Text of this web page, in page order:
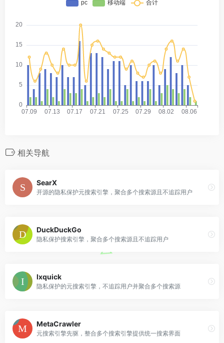
相关导航
SearX
开源的隐私保护元搜索引擎，聚合多个搜索源且不追踪用户
DuckDuckGo
隐私保护搜索引擎，聚合多个搜索源且不追踪用户
Ixquick
隐私保护的元搜索引擎，不追踪用户并聚合多个搜索源
MetaCrawler
元搜索引擎先驱，整合多个搜索引擎提供统一搜索界面